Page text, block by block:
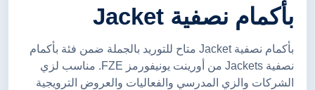
بأكمام نصفية Jacket
بأكمام نصفية Jacket متاح للتوريد بالجملة ضمن فئة بأكمام
نصفية Jackets من أورينت يونيفورمز FZE. مناسب لزي
الشركات والزي المدرسي والفعاليات والعروض الترويجية